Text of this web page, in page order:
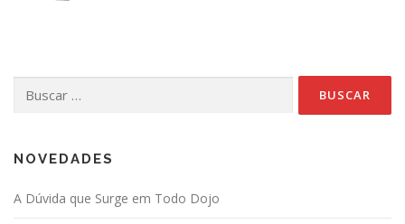
NOVEDADES
A Dúvida que Surge em Todo Dojo